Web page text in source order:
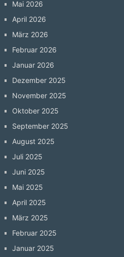
Mai 2026
April 2026
März 2026
Februar 2026
Januar 2026
Dezember 2025
November 2025
Oktober 2025
September 2025
August 2025
Juli 2025
Juni 2025
Mai 2025
April 2025
März 2025
Februar 2025
Januar 2025